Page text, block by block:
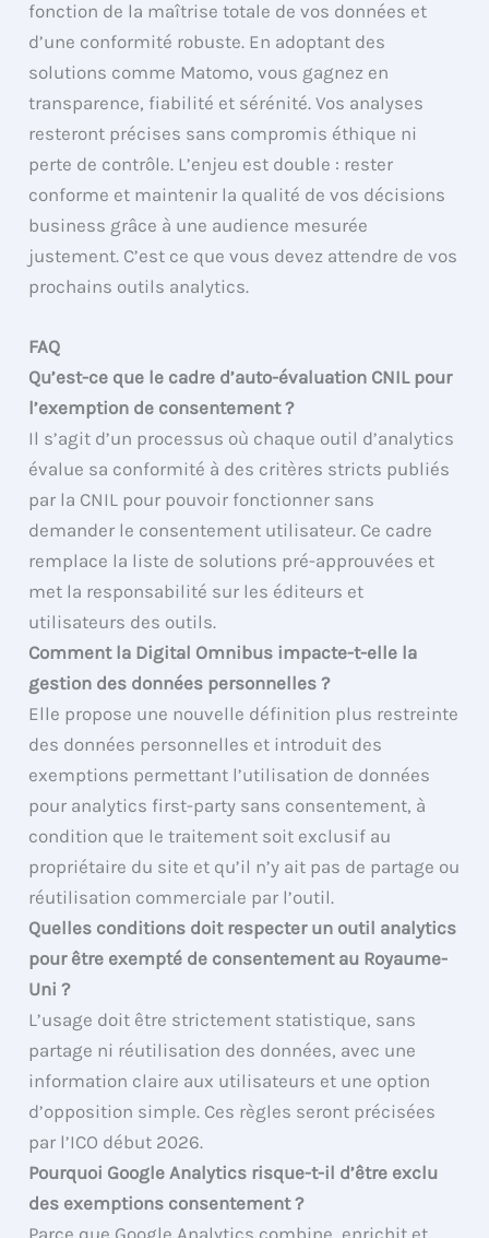
fonction de la maîtrise totale de vos données et
d’une conformité robuste. En adoptant des
solutions comme Matomo, vous gagnez en
transparence, fiabilité et sérénité. Vos analyses
resteront précises sans compromis éthique ni
perte de contrôle. L’enjeu est double : rester
conforme et maintenir la qualité de vos décisions
business grâce à une audience mesurée
justement. C’est ce que vous devez attendre de vos
prochains outils analytics.
FAQ
Qu’est-ce que le cadre d’auto-évaluation CNIL pour
l’exemption de consentement ?
Il s’agit d’un processus où chaque outil d’analytics
évalue sa conformité à des critères stricts publiés
par la CNIL pour pouvoir fonctionner sans
demander le consentement utilisateur. Ce cadre
remplace la liste de solutions pré-approuvées et
met la responsabilité sur les éditeurs et
utilisateurs des outils.
Comment la Digital Omnibus impacte-t-elle la
gestion des données personnelles ?
Elle propose une nouvelle définition plus restreinte
des données personnelles et introduit des
exemptions permettant l’utilisation de données
pour analytics first-party sans consentement, à
condition que le traitement soit exclusif au
propriétaire du site et qu’il n’y ait pas de partage ou
réutilisation commerciale par l’outil.
Quelles conditions doit respecter un outil analytics
pour être exempté de consentement au Royaume-
Uni ?
L’usage doit être strictement statistique, sans
partage ni réutilisation des données, avec une
information claire aux utilisateurs et une option
d’opposition simple. Ces règles seront précisées
par l’ICO début 2026.
Pourquoi Google Analytics risque-t-il d’être exclu
des exemptions consentement ?
Parce que Google Analytics combine, enrichit et